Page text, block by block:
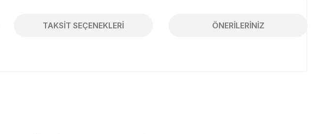
TAKSIT SEÇENEKLERI ÖNERILERINIZ